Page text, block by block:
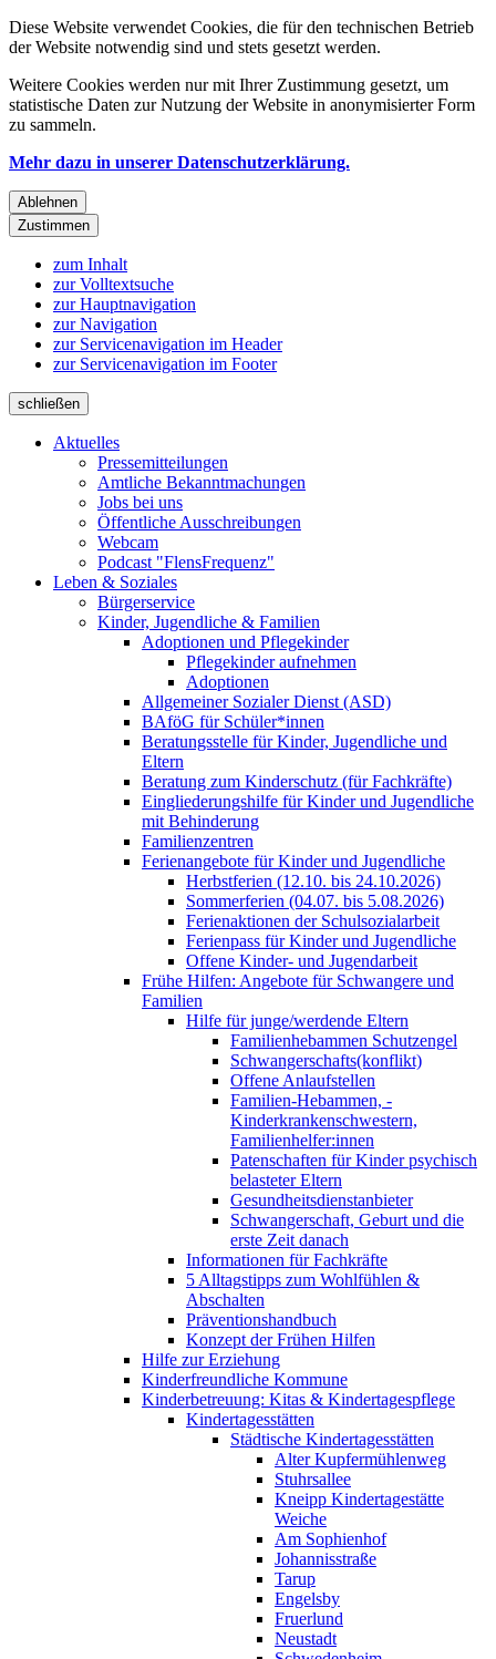
Diese Website verwendet Cookies, die für den technischen Betrieb
der Website notwendig sind und stets gesetzt werden.
Weitere Cookies werden nur mit Ihrer Zustimmung gesetzt, um
statistische Daten zur Nutzung der Website in anonymisierter Form
zu sammeln.
Mehr dazu in unserer Datenschutzerklärung.
Ablehnen
Zustimmen
zum Inhalt
zur Volltextsuche
zur Hauptnavigation
zur Navigation
zur Servicenavigation im Header
zur Servicenavigation im Footer
schließen
Aktuelles
Pressemitteilungen
Amtliche Bekanntmachungen
Jobs bei uns
Öffentliche Ausschreibungen
Webcam
Podcast "FlensFrequenz"
Leben & Soziales
Bürgerservice
Kinder, Jugendliche & Familien
Adoptionen und Pflegekinder
Pflegekinder aufnehmen
Adoptionen
Allgemeiner Sozialer Dienst (ASD)
BAföG für Schüler*innen
Beratungsstelle für Kinder, Jugendliche und
Eltern
Beratung zum Kinderschutz (für Fachkräfte)
Eingliederungshilfe für Kinder und Jugendliche
mit Behinderung
Familienzentren
Ferienangebote für Kinder und Jugendliche
Herbstferien (12.10. bis 24.10.2026)
Sommerferien (04.07. bis 5.08.2026)
Ferienaktionen der Schulsozialarbeit
Ferienpass für Kinder und Jugendliche
Offene Kinder- und Jugendarbeit
Frühe Hilfen: Angebote für Schwangere und
Familien
Hilfe für junge/werdende Eltern
Familienhebammen Schutzengel
Schwangerschafts(konflikt)
Offene Anlaufstellen
Familien-Hebammen, -
Kinderkrankenschwestern,
Familienhelfer:innen
Patenschaften für Kinder psychisch
belasteter Eltern
Gesundheitsdienstanbieter
Schwangerschaft, Geburt und die
erste Zeit danach
Informationen für Fachkräfte
5 Alltagstipps zum Wohlfühlen &
Abschalten
Präventionshandbuch
Konzept der Frühen Hilfen
Hilfe zur Erziehung
Kinderfreundliche Kommune
Kinderbetreuung: Kitas & Kindertagespflege
Kindertagesstätten
Städtische Kindertagesstätten
Alter Kupfermühlenweg
Stuhrsallee
Kneipp Kindertagestätte
Weiche
Am Sophienhof
Johannisstraße
Tarup
Engelsby
Fruerlund
Neustadt